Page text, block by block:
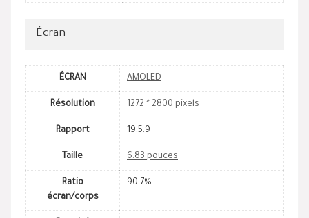
Écran
ÉCRAN AMOLED
Résolution 1272 * 2800 pixels
Rapport 19.5:9
Taille 6.83 pouces
Ratio
écran/corps
90.7%